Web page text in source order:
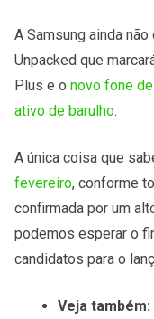
A Samsung ainda
Unpacked que
Plus e o novo fone
ativo de barulho.
A única coisa que
fevereiro, conforme
confirmada por um
podemos esperar o
candidatos para o
Veja também: